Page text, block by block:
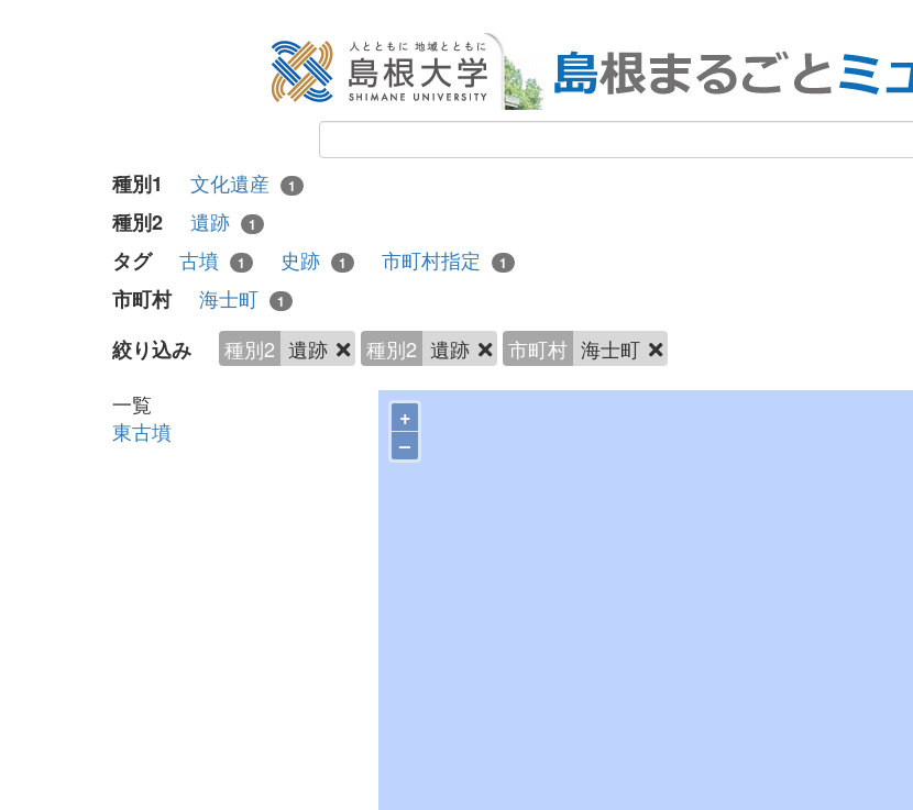
種別1 文化遺産 1
種別2 遺跡 1
タグ 古墳 1 史跡 1 市町村指定 1
市町村 海士町 1
絞り込み 種別2 遺跡 種別2 遺跡 市町村 海士町
一覧
東古墳
+
–